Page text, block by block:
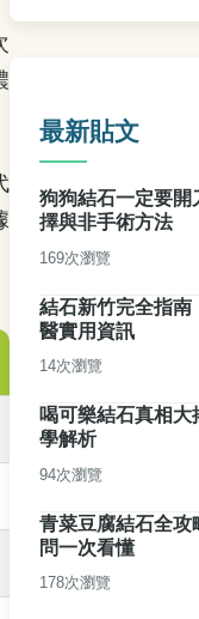
最新貼文
狗狗結石一定要開
擇與非手術方法
169次瀏覽
結石新竹完全指南
醫實用資訊
14次瀏覽
喝可樂結石真相
學解析
94次瀏覽
青菜豆腐結石全攻
問一次看懂
178次瀏覽